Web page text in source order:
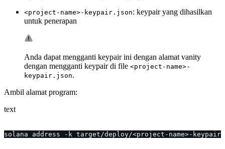
<project-name>-keypair.json: keypair yang dihasilkan
untuk penerapan
Anda dapat mengganti keypair ini dengan alamat vanity
dengan mengganti keypair di file <project-name>-
keypair.json.
Ambil alamat program:
text
solana address -k target/deploy/<project-name>-